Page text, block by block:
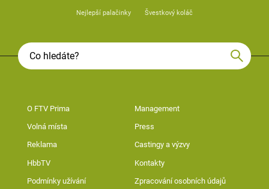
Nejlepší palačinky Švestkový koláč
O FTV Prima Management
Volná místa Press
Reklama Castingy a výzvy
HbbTV Kontakty
Podmínky užívání Zpracování osobních údajů